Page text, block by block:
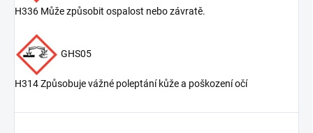
H336 Může způsobit ospalost nebo závratě.
GHS05
H314 Způsobuje vážné poleptání kůže a poškození očí